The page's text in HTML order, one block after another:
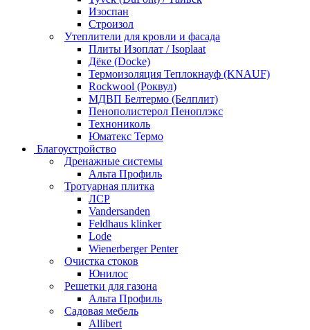
Изоспан
Строизол
Утеплители для кровли и фасада
Плиты Изоплат / Isoplaat
Дёке (Docke)
Термоизоляция Теплокнауф (KNAUF)
Rockwool (Роквул)
МДВП Белтермо (Белплит)
Пенополистерол Пеноплэкс
Технониколь
Юматекс Термо
Благоустройство
Дренажные системы
Альта Профиль
Тротуарная плитка
ЛСР
Vandersanden
Feldhaus klinker
Lode
Wienerberger Penter
Очистка стоков
Юнилос
Решетки для газона
Альта Профиль
Садовая мебель
Allibert